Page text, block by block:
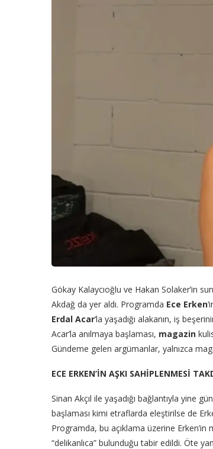
Gökay Kalaycıoğlu ve Hakan Solaker’in
Akdağ da yer aldı. Programda Ece Erken
Erdal Acar‘la yaşadığı alakanın, iş
Acar’la anılmaya başlaması, magazin
Gündeme gelen argümanlar, yalnızca
ECE ERKEN’İN AŞKI SAHİPLENMESİ
Sinan Akçıl ile yaşadığı bağlantıyla yine
başlaması kimi etraflarda eleştirilse de
Programda, bu açıklama üzerine
“delikanlıca” bulunduğu tabir edildi. Öte